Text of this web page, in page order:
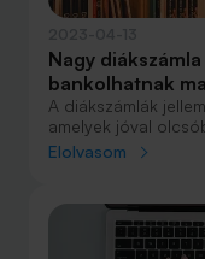
Nagy
bankolhatnak
A diákszámlák
amelyek jóval
Ha jobban
bankolhatnak ma
Elolvasom